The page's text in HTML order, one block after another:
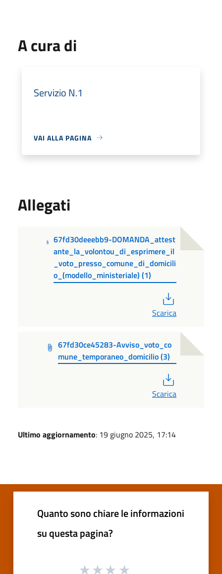
A cura di
Servizio N.1
VAI ALLA PAGINA
Allegati
67fd30deeebb9-DOMANDA_attest
ante_la_volontou_di_esprimere_il
_voto_presso_comune_di_domicili
o_(modello_ministeriale) (1)
Scarica
67fd30ce45283-Avviso_voto_co
mune_temporaneo_domicilio (3)
Scarica
Ultimo aggiornamento: 19 giugno 2025, 17:14
Quanto sono chiare le informazioni
su questa pagina?